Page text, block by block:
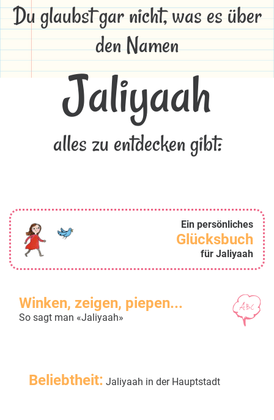
Du glaubst gar nicht, was es über
den Namen
Jaliyaah
alles zu entdecken gibt:
Ein persönliches
Glücksbuch
für Jaliyaah
Winken, zeigen, piepen...
So sagt man «Jaliyaah»
Beliebtheit: Jaliyaah in der Hauptstadt